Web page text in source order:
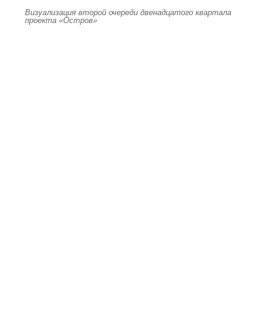
Визуализация второй очереди двенадцатого квартала
проекта «Остров»